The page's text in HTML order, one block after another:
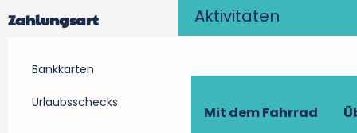
Aktivitäten
Mit dem Fahrrad
Zahlungsart
Bankkarten
Urlaubsschecks